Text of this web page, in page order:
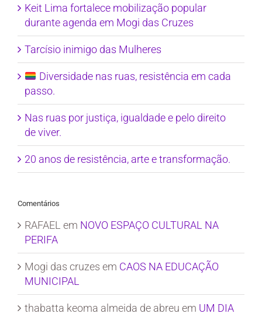
Keit Lima fortalece mobilização popular
durante agenda em Mogi das Cruzes
Tarcísio inimigo das Mulheres
Diversidade nas ruas, resistência em cada
passo.
Nas ruas por justiça, igualdade e pelo direito
de viver.
20 anos de resistência, arte e transformação.
Comentários
RAFAEL em NOVO ESPAÇO CULTURAL NA
PERIFA
Mogi das cruzes em CAOS NA EDUCAÇÃO
MUNICIPAL
thabatta keoma almeida de abreu em UM DIA